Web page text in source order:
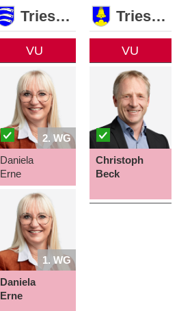
Triesen
VU
2. WG
Daniela
Erne
1. WG
Daniela
Erne
Triesenberg
VU
Christoph
Beck